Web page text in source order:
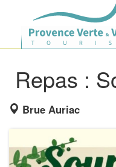
Repas :
Brue Auriac